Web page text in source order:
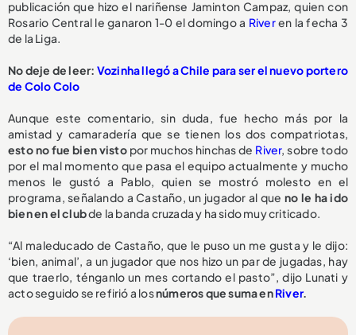
publicación que hizo el nariñense Jaminton Campaz, quien con
Rosario Central le ganaron 1-0 el domingo a Riveren la fecha 3
de la Liga.
No deje de leer: Vozinha llegó a Chile para ser el nuevo portero
de Colo Colo
Aunque este comentario, sin duda, fue hecho más por la
amistad y camaradería que se tienen los dos compatriotas,
esto no fue bien vistopor muchos hinchas de River, sobre todo
por el mal momento que pasa el equipo actualmente y mucho
menos le gustó a Pablo, quien se mostró molesto en el
programa, señalando a Castaño, un jugador al que no le ha ido
bien en el clubde la banda cruzada y ha sido muy criticado.
“Al maleducado de Castaño, que le puso un me gusta y le dijo:
‘bien, animal’, a un jugador que nos hizo un par de jugadas, hay
que traerlo, ténganlo un mes cortando el pasto”, dijo Lunati y
acto seguido se refirió a losnúmeros que suma enRiver.